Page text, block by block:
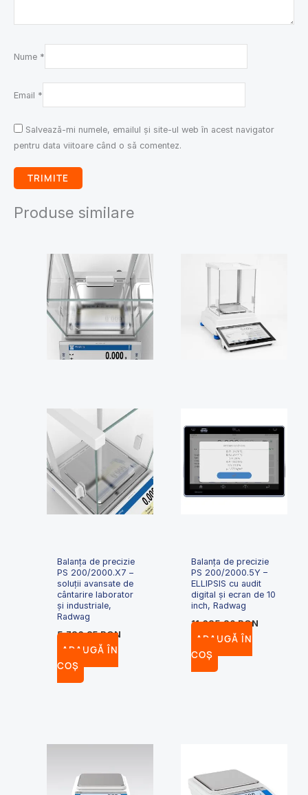
Nume *
Email *
Salvează-mi numele, emailul și site-ul web în acest navigator
pentru data viitoare când o să comentez.
Produse similare
Balanța de precizie
PS 200/2000.X7 –
soluții avansate de
cântarire laborator
și industriale,
Radwag
5,736.85RON
ADAUGĂ ÎN
COȘ
Balanța de precizie
PS 200/2000.5Y –
ELLIPSIS cu audit
digital și ecran de 10
inch, Radwag
11,625.20RON
ADAUGĂ ÎN
COȘ